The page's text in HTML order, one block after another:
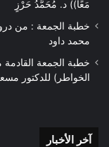
الخصال
وجلّ)، فقد
(إِنَّ اللهَ
فَيَرْضَى لَكُمْ:
السُّؤَالِ،
مَعًا)) د. مُحَمَّدُ حَرْزٍ
خطبة الجمعة : من
محمد داود
خطبة الجمعة
الخواطر) للدكتور
آخر الأخبار